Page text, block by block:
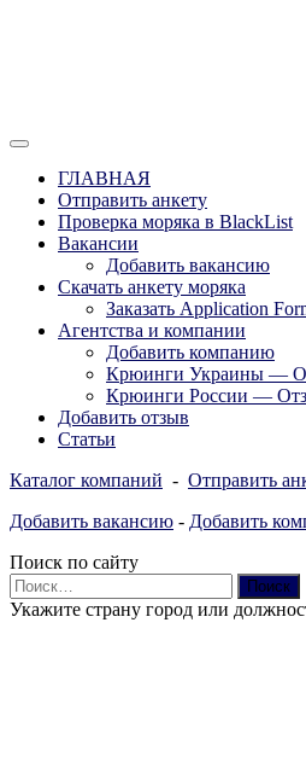
Рассылка
Вакансии для
моряков в море.
компаний и морских
Украины, России,
мира. Отзывы,
Вакансии для
апликашки CV
ГЛАВНАЯ
Отправить анкету
Проверка моряка в BlackList
Вакансии
Добавить вакансию
Скачать анкету моряка
Заказать Application
Агентства и компании
Добавить компанию
Крюинги Украины —
Крюинги России —
Добавить отзыв
Статьи
Каталог компаний - Отправить
Добавить вакансию - Добавить
Поиск по сайту
Найти:
Укажите страну город или